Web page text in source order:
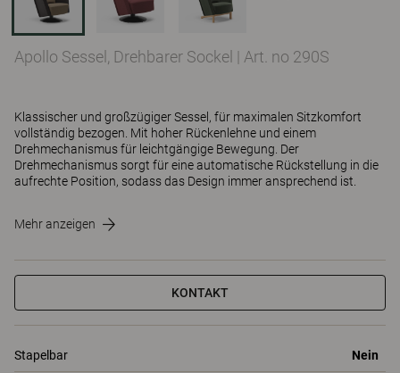
Apollo Sessel, Drehbarer Sockel | Art. no 290S
Klassischer und großzügiger Sessel, für maximalen Sitzkomfort
vollständig bezogen. Mit hoher Rückenlehne und einem
Drehmechanismus für leichtgängige Bewegung. Der
Drehmechanismus sorgt für eine automatische Rückstellung in die
aufrechte Position, sodass das Design immer ansprechend ist.
Mehr anzeigen
KONTAKT
Stapelbar Nein